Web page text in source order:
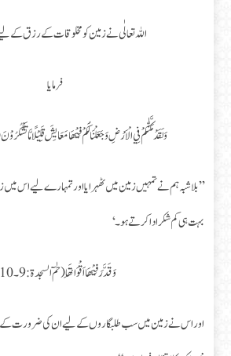
اللہ تعالٰی نے زمین کو مخلوقات کے رزق کے
فرمایا
وَلَقَدْ مَكَّنّٰكُمْ فِي الْاَرْضِ وَجَعَلْنَا لَكُمْ فِيْهَا مَعَايِشَ قَلِيْلًا مَّا
’’بلاشبہ ہم نے تمہیں زمین میں ٹھہرایا اور تمہارے لیے اس
بہت ہی کم شکر ادا کرتے ہو۔‘
وَ قَدَّرَ فِيْهَا اَقْوَاتَهَا (حٰمٓ السجدۃ: 9۔10)
اور اس نے زمین میں سب طلبگاروں کے لیے ان کی ضرورت